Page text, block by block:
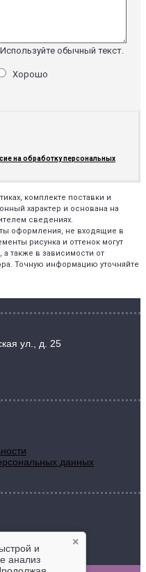
обычный текст.
Хорошо
на обработку персональных
комплекте поставки и
характер и основана на
сведениях.
оформления, не входящие в
рисунка и оттенок могут
а также в зависимости от
Точную информацию уточняйте
ул., д. 25
данных
×
и
анализ